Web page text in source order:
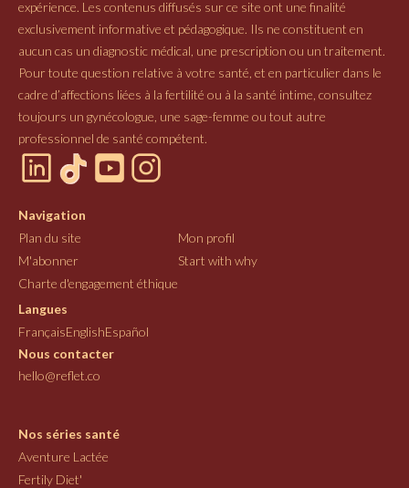
expérience. Les contenus diffusés sur ce site ont une finalité
exclusivement informative et pédagogique. Ils ne constituent en
aucun cas un diagnostic médical, une prescription ou un traitement.
Pour toute question relative à votre santé, et en particulier dans le
cadre d’affections liées à la fertilité ou à la santé intime, consultez
toujours un gynécologue, une sage-femme ou tout autre
professionnel de santé compétent.
Navigation
Plan du site
Mon profil
M'abonner
Start with why
Charte d'engagement éthique
Langues
FrançaisEnglishEspañol
Nous contacter
hello@reflet.co
Nos séries santé
Aventure Lactée
Fertily Diet'